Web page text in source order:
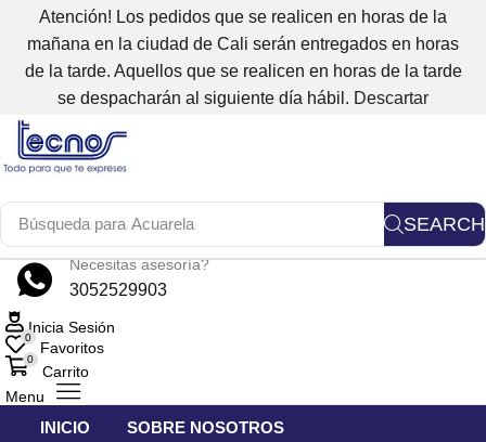
Atención! Los pedidos que se realicen en horas de la
mañana en la ciudad de Cali serán entregados en horas
de la tarde. Aquellos que se realicen en horas de la tarde
se despacharán al siguiente día hábil. Descartar
Búsqueda para Acuarela SEARCH
Necesitas asesoría?
3052529903
Inicia Sesión
0
Favoritos
0
Carrito
Menu
INICIO SOBRE NOSOTROS